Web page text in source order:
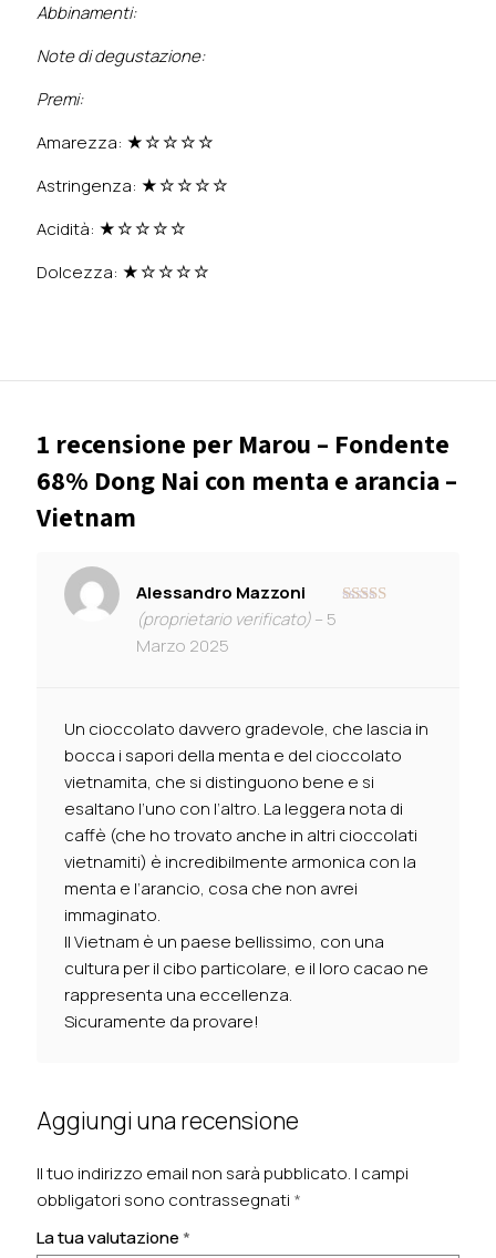
Abbinamenti:
Note di degustazione:
Premi:
Amarezza: ★☆☆☆☆
Astringenza: ★☆☆☆☆
Acidità: ★☆☆☆☆
Dolcezza: ★☆☆☆☆
1 recensione per Marou – Fondente
68% Dong Nai con menta e arancia –
Vietnam
Alessandro Mazzoni
(proprietario verificato)– 5
Marzo 2025
Un cioccolato davvero gradevole, che lascia in
bocca i sapori della menta e del cioccolato
vietnamita, che si distinguono bene e si
esaltano l’uno con l’altro. La leggera nota di
caffè (che ho trovato anche in altri cioccolati
vietnamiti) è incredibilmente armonica con la
menta e l’arancio, cosa che non avrei
immaginato.
Il Vietnam è un paese bellissimo, con una
cultura per il cibo particolare, e il loro cacao ne
rappresenta una eccellenza.
Sicuramente da provare!
Aggiungi una recensione
Il tuo indirizzo email non sarà pubblicato. I campi
obbligatori sono contrassegnati *
La tua valutazione *